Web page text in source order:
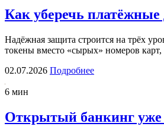
Как уберечь
Надёжная защита строится на трёх
токены вместо «сырых» номеров
02.07.2026 Подробнее
6 мин
Открытый банкинг уже